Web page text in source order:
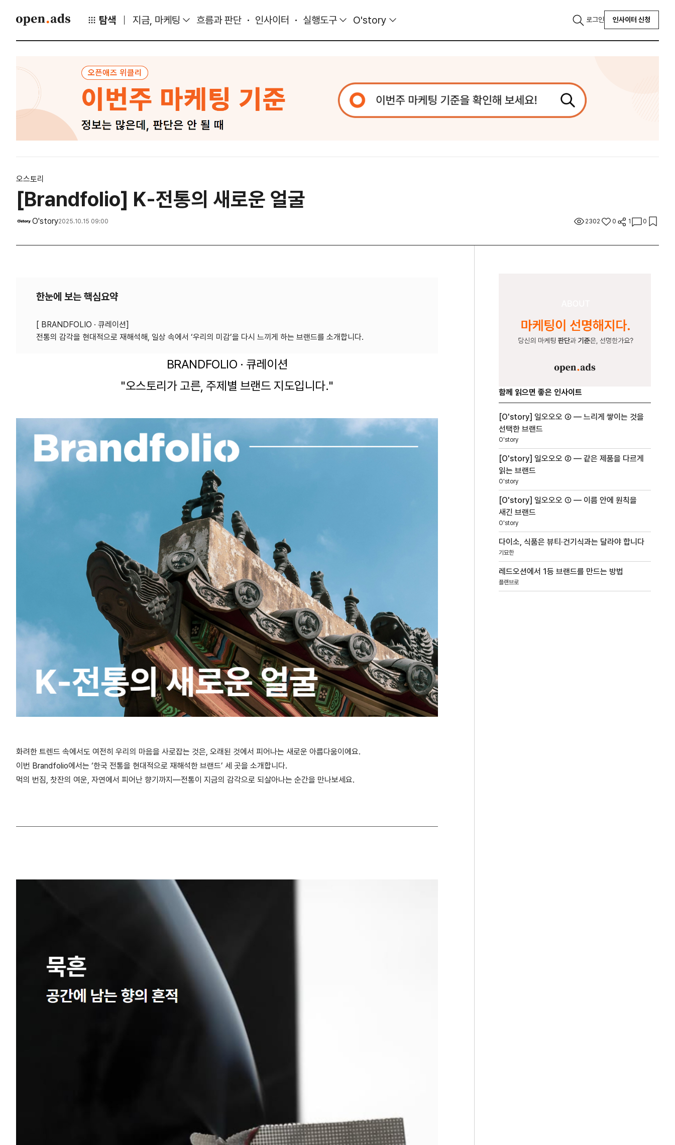
탐색 지금, 마케팅 흐름과 판단 인사이터 실행도구 O'story 로그인 인사이터 신청
오스토리
[Brandfolio] K-전통의 새로운 얼굴
O'story2025.10.15 09:00 2302 0 1 0
한눈에 보는 핵심요약
[ BRANDFOLIO · 큐레이션]
BRANDFOLIO · 큐레이션
"오스토리가 고른, 주제별 브랜드 지도입니다."
화려한 트렌드 속에서도 여전히 우리의 마음을 사로잡는 것은, 오래된 것에서 피어나는 새로운 아름다움이에요.
이번 Brandfolio에서는 ‘한국 전통을 현대적으로 재해석한 브랜드’ 세 곳을 소개합니다.
먹의 번짐, 찻잔의 여운, 자연에서 피어난 향기까지—전통이 지금의 감각으로 되살아나는 순간을 만나보세요.
함께 읽으면 좋은 인사이트
[O'story] 일오오오 ③ — 느리게 쌓이는 것을
선택한 브랜드
O'story
[O'story] 일오오오 ② — 같은 제품을 다르게
읽는 브랜드
O'story
[O'story] 일오오오 ① — 이름 안에 원칙을
새긴 브랜드
O'story
다이소, 식품은 뷰티·건기식과는 달라야 합니다
기묘한
레드오션에서 1등 브랜드를 만드는 방법
플랜브로